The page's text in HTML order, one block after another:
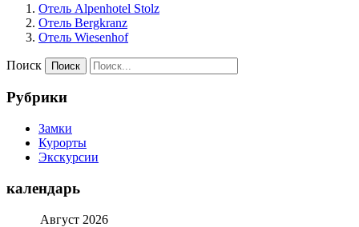
Отель Alpenhotel Stolz
Отель Bergkranz
Отель Wiesenhof
Поиск
Рубрики
Замки
Курорты
Экскурсии
календарь
Август 2026